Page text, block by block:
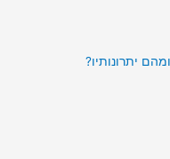
יתרונותיו?